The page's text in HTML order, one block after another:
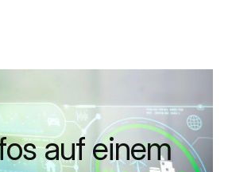
auf einem